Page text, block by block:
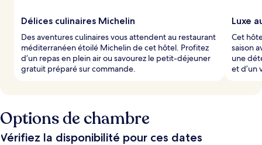
Délices culinaires Michelin
Des aventures culinaires vous attendent au restaurant
méditerranéen étoilé Michelin de cet hôtel. Profitez
d’un repas en plein air ou savourez le petit-déjeuner
gratuit préparé sur commande.
Luxe
Cet
saison
une
et d’un
Options de chambre
Vérifiez la disponibilité pour ces dates